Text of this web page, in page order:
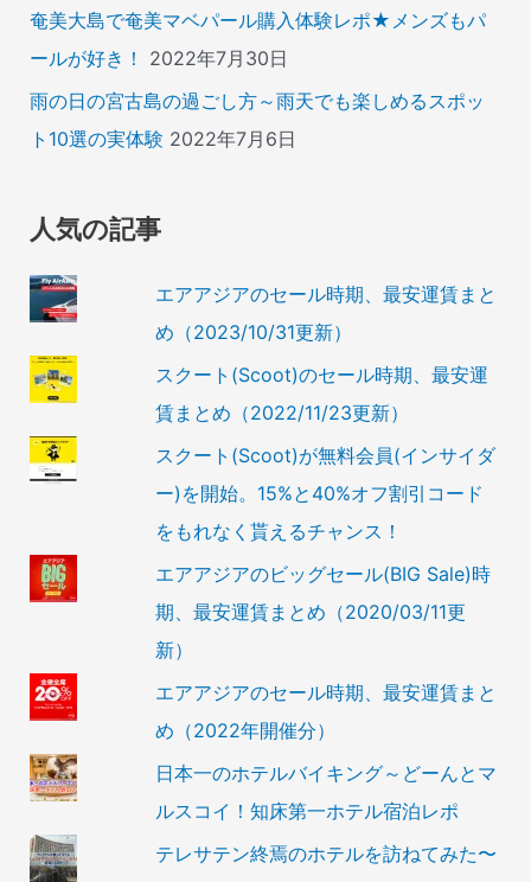
奄美大島で奄美マベパール購入体験レポ★メンズもパ
ールが好き！
2022年7月30日
雨の日の宮古島の過ごし方～雨天でも楽しめるスポッ
ト10選の実体験 2022年7月6日
人気の記事
エアアジアのセール時期、最安運賃まと
め（2023/10/31更新）
スクート(Scoot)のセール時期、最安運
賃まとめ（2022/11/23更新）
スクート(Scoot)が無料会員(インサイダ
ー)を開始。15%と40%オフ割引コード
をもれなく貰えるチャンス！
エアアジアのビッグセール(BIG Sale)時
期、最安運賃まとめ（2020/03/11更
新）
エアアジアのセール時期、最安運賃まと
め（2022年開催分）
日本一のホテルバイキング～どーんとマ
ルスコイ！知床第一ホテル宿泊レポ
テレサテン終焉のホテルを訪ねてみた〜